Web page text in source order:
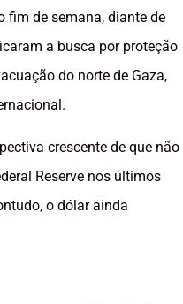
fim de semana, diante de
a busca por proteção
do norte de Gaza,
crescente de que não
Reserve nos últimos
o dólar ainda